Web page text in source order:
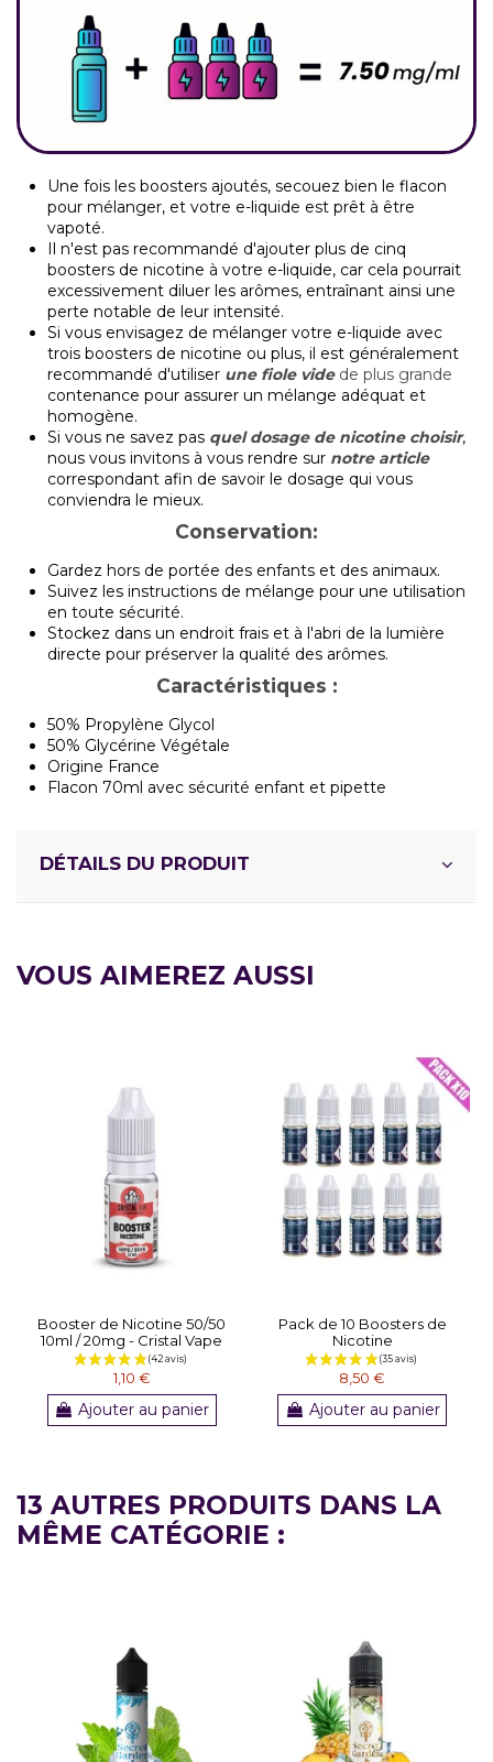
Une fois les boosters ajoutés, secouez bien le flacon
pour mélanger, et votre e-liquide est prêt à être
vapoté.
Il n'est pas recommandé d'ajouter plus de cinq
boosters de nicotine à votre e-liquide, car cela pourrait
excessivement diluer les arômes, entraînant ainsi une
perte notable de leur intensité.
Si vous envisagez de mélanger votre e-liquide avec
trois boosters de nicotine ou plus, il est généralement
recommandé d'utiliser une fiole videde plus grande
contenance pour assurer un mélange adéquat et
homogène.
Si vous ne savez pas quel dosage de nicotine choisir,
nous vous invitons à vous rendre sur notre article
correspondant afin de savoir le dosage qui vous
conviendra le mieux.
Conservation:
Gardez hors de portée des enfants et des animaux.
Suivez les instructions de mélange pour une utilisation
en toute sécurité.
Stockez dans un endroit frais et à l'abri de la lumière
directe pour préserver la qualité des arômes.
Caractéristiques :
50% Propylène Glycol
50% Glycérine Végétale
Origine France
Flacon 70ml avec sécurité enfant et pipette
DÉTAILS DU PRODUIT
VOUS AIMEREZ AUSSI
Booster de Nicotine 50/50
10ml / 20mg - Cristal Vape
1,10 €
Ajouter au panier
Pack de 10 Boosters de
Nicotine
8,50 €
Ajouter au panier
13 AUTRES PRODUITS DANS LA
MÊME CATÉGORIE :